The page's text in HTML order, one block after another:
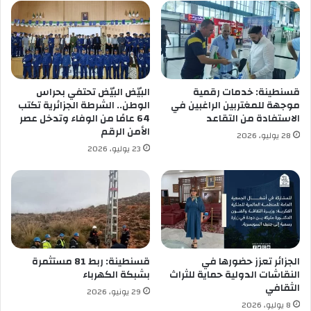
و
ج
ي
ن
و
ح
ج
ز
ك
و
ا
و
"
إ
ك
س
ت
قسنطينة: خدمات رقمية
موجهة للمغتربين الراغبين في
الاستفادة من التقاعد
28 يوليو، 2026
البيّض البيّض تحتفي بحراس
الوطن.. الشرطة الجزائرية تكتب
64 عامًا من الوفاء وتدخل عصر
الأمن الرقم
23 يوليو، 2026
الجزائر تعزز حضورها في
النقاشات الدولية حماية للثراث
الثقافي
8 يوليو، 2026
قسنطينة: ربط 81 مستثمرة
بشبكة الكهرباء
29 يونيو، 2026